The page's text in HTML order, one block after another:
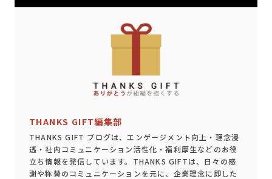
THANKS GIFT編集部
THANKS GIFT ブログは、エンゲージメント向上・理念浸
透・社内コミュニケーション活性化・福利厚生などのお役
立ち情報を発信しています。THANKS GIFTは、日々の感
謝や称賛のコミュニケーションを元に、企業理念に即した